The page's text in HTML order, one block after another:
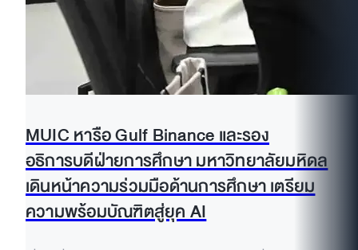
MUIC หารือ Gulf Binance และรอง
อธิการบดีฝ่ายการศึกษา มหาวิทยาลัยมหิดล
เดินหน้าความร่วมมือด้านการศึกษา เตรียม
ความพร้อมบัณฑิตสู่ยุค AI